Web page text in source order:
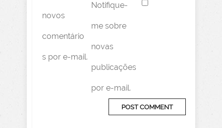
novos
comentário
s por e-mail.
Notifique-
me sobre
novas
publicações
por e-mail.